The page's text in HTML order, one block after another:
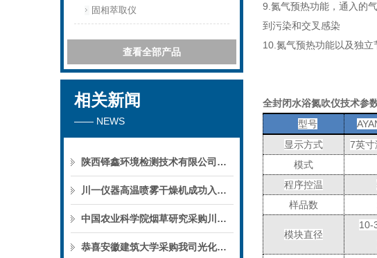
固相萃取仪
查看全部产品
相关新闻
—— NEWS
陕西铎鑫环境检测技术有限公司采购我司全自动液液萃取仪
川一仪器高温喷雾干燥机成功入驻鄱阳职业学院，助力职业教育实训平台升级
中国农业科学院烟草研究采购川一仪器喷雾干燥机
恭喜安徽建筑大学采购我司光化学反应仪
9. 氮气预热功能，通入的
到污染和交叉感染
10. 氮气预热功能以及独立
全封闭水浴氮吹仪技术参
型号
显示方式
7英寸
模式
程序控温
样品数
模块直径
10-